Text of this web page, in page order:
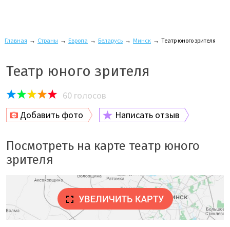
Главная → Страны → Европа → Беларусь → Минск → Театр юного зрителя
Театр юного зрителя
60 голосов
Добавить фото
Написать отзыв
Посмотреть на карте театр юного
зрителя